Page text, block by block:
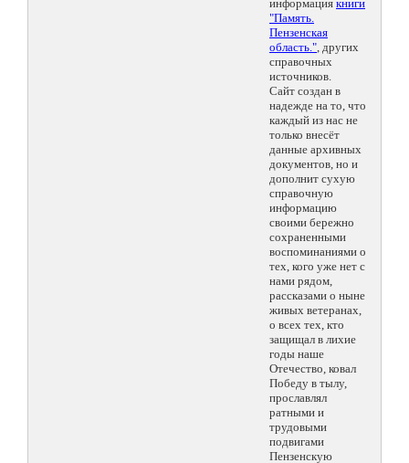
информация книги
"Память.
Пензенская
область.", других
справочных
источников.
Сайт создан в
надежде на то, что
каждый из нас не
только внесёт
данные архивных
документов, но и
дополнит сухую
справочную
информацию
своими бережно
сохраненными
воспоминаниями о
тех, кого уже нет с
нами рядом,
рассказами о ныне
живых ветеранах,
о всех тех, кто
защищал в лихие
годы наше
Отечество, ковал
Победу в тылу,
прославлял
ратными и
трудовыми
подвигами
Пензенскую